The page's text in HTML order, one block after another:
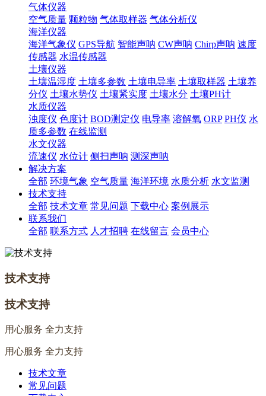
气体仪器
空气质量 颗粒物 气体取样器 气体分析仪
海洋仪器
海洋气象仪 GPS导航 智能声呐 CW声呐 Chirp声呐 速度
传感器 水温传感器
土壤仪器
土壤温湿度 土壤多参数 土壤电导率 土壤取样器 土壤养
分仪 土壤水势仪 土壤紧实度 土壤水分 土壤PH计
水质仪器
浊度仪 色度计 BOD测定仪 电导率 溶解氧 ORP PH仪 水
质多参数 在线监测
水文仪器
流速仪 水位计 侧扫声呐 测深声呐
解决方案
全部 环境气象 空气质量 海洋环境 水质分析 水文监测
技术支持
全部 技术文章 常见问题 下载中心 案例展示
联系我们
全部 联系方式 人才招聘 在线留言 会员中心
技术支持
技术支持
用心服务 全力支持
用心服务 全力支持
技术文章
常见问题